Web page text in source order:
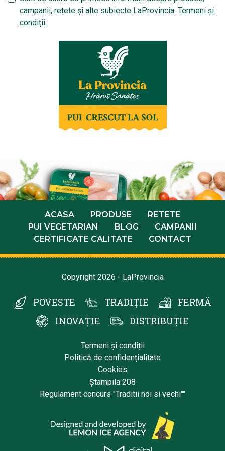
campanii, rețete și alte subiecte LaProvincia. Termeni și
condiții.
ACASA PRODUSE
RETETE
PUI VEGETARIAN
BLOG
CAMPANII
CERTIFICATE CALITATE
CONTACT
Copyright 2026 - LaProvincia
POVESTE TRADIȚIE
FERMĂ
INOVAȚIE
DISTRIBUȚIE
Termeni și condiții
Politică de confidențialitate
Cookies
Ștampila 208
Regulament concurs "Traditii noi si vechi""